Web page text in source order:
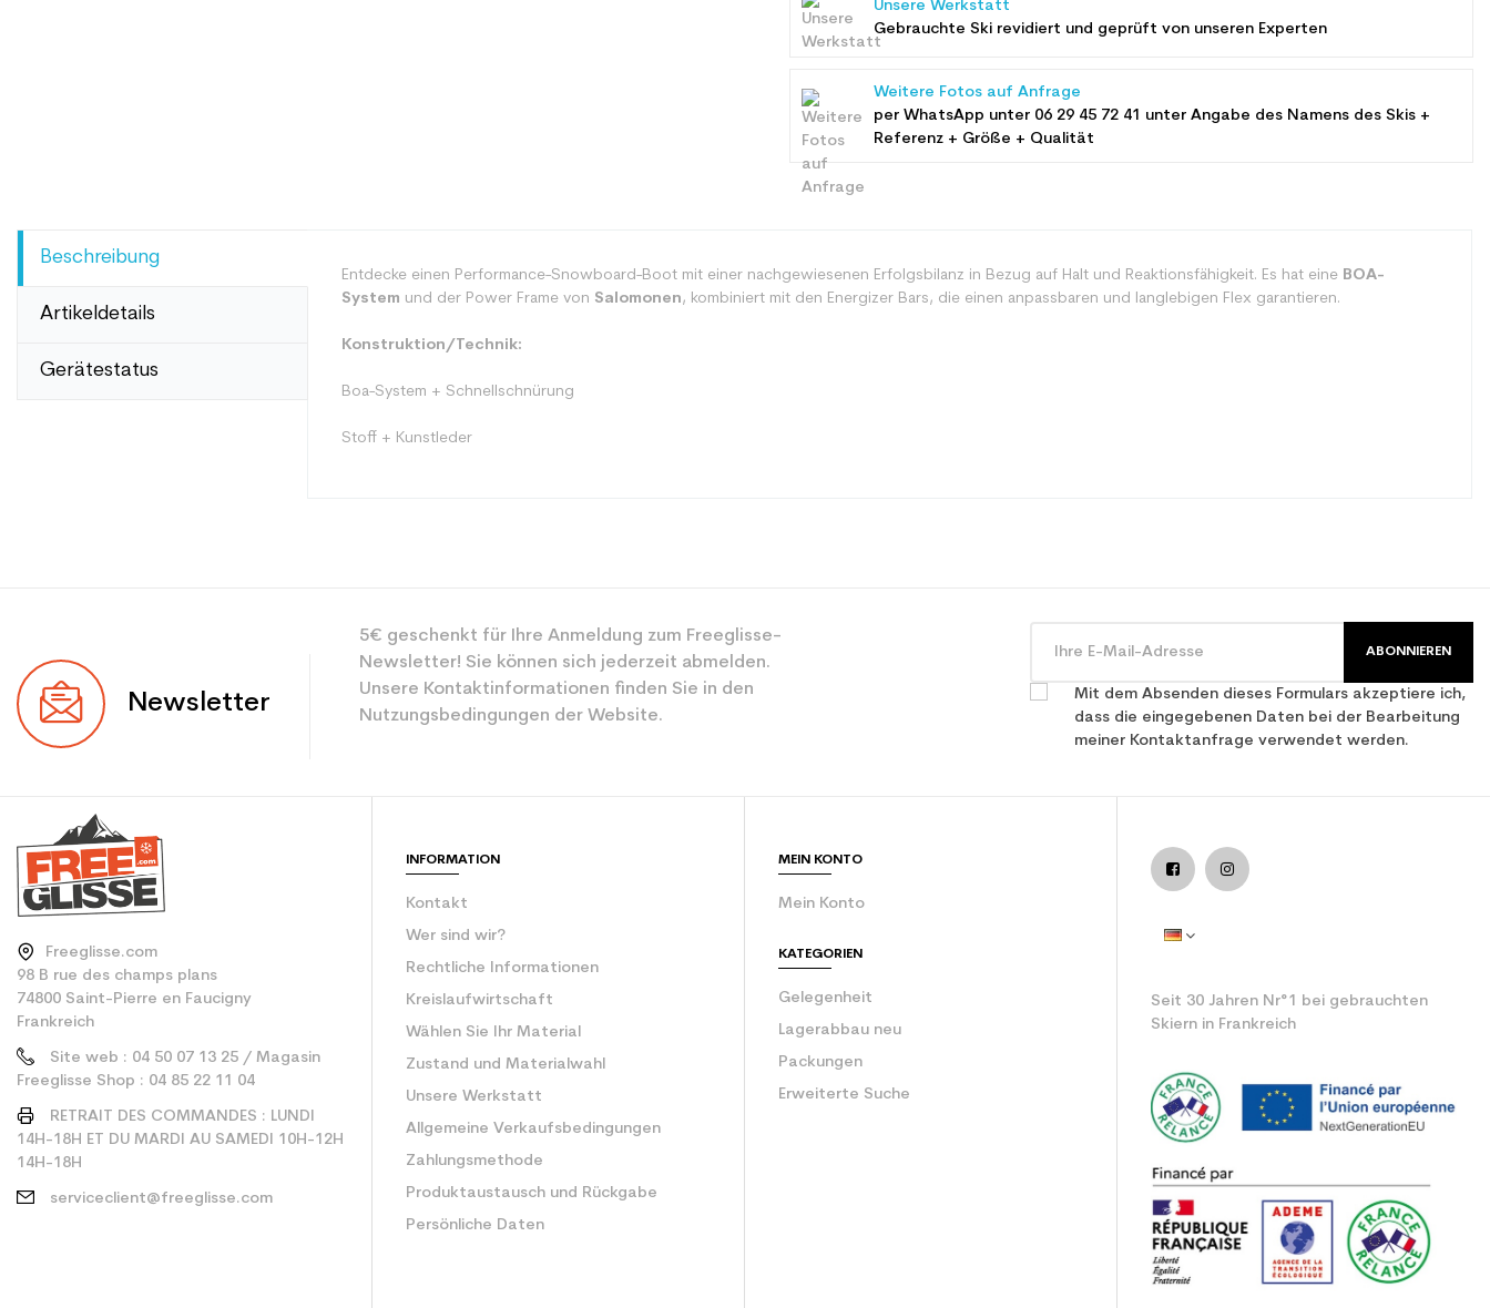
Unsere Werkstatt
Gebrauchte Ski revidiert und geprüft von unseren Experten
Weitere Fotos auf Anfrage
per WhatsApp unter 06 29 45 72 41 unter Angabe des Namens des Skis +
Referenz + Größe + Qualität
Beschreibung
Artikeldetails
Gerätestatus
Entdecke einen Performance-Snowboard-Boot mit einer nachgewiesenen Erfolgsbilanz in Bezug auf Halt und Reaktionsfähigkeit. Es hat eine BOA-
System und der Power Frame von Salomonen, kombiniert mit den Energizer Bars, die einen anpassbaren und langlebigen Flex garantieren.
Konstruktion/Technik:
Boa-System + Schnellschnürung
Stoff + Kunstleder
Benutzer
Ebene
Newsletter
5€ geschenkt für Ihre Anmeldung zum Freeglisse-
Newsletter! Sie können sich jederzeit abmelden.
Unsere Kontaktinformationen finden Sie in den
Nutzungsbedingungen der Website.
ABONNIEREN
Mit dem Absenden dieses Formulars akzeptiere ich,
dass die eingegebenen Daten bei der Bearbeitung
meiner Kontaktanfrage verwendet werden.
Freeglisse.com
98 B rue des champs plans
74800 Saint-Pierre en Faucigny
Frankreich
Site web : 04 50 07 13 25 / Magasin
Freeglisse Shop : 04 85 22 11 04
RETRAIT DES COMMANDES : LUNDI
14H-18H ET DU MARDI AU SAMEDI 10H-12H
14H-18H
serviceclient@freeglisse.com
INFORMATION
Kontakt
Wer sind wir?
Rechtliche Informationen
Kreislaufwirtschaft
Wählen Sie Ihr Material
Zustand und Materialwahl
Unsere Werkstatt
Allgemeine Verkaufsbedingungen
Zahlungsmethode
Produktaustausch und Rückgabe
Persönliche Daten
MEIN KONTO
Mein Konto
KATEGORIEN
Gelegenheit
Lagerabbau neu
Packungen
Erweiterte Suche
Seit 30 Jahren Nr°1 bei gebrauchten
Skiern in Frankreich